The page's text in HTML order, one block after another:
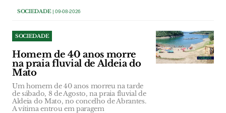
SOCIEDADE| 09-08-2026
SOCIEDADE
Homem de 40 anos morre
na praia fluvial de Aldeia do
Mato
Um homem de 40 anos morreu na tarde
de sábado, 8 de Agosto, na praia fluvial de
Aldeia do Mato, no concelho de Abrantes.
A vítima entrou em paragem